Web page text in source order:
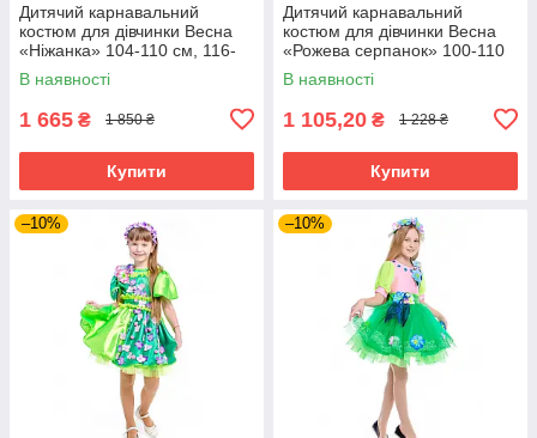
Дитячий карнавальний
костюм для дівчинки Весна
«Ніжанка» 104-110 см, 116-
128 см, 128-140 см, зелений
В наявності
1 665 ₴ 1 850 ₴
Купити
Дитячий карнавальний
костюм для дівчинки Весна
«Рожева серпанок» 100-110
см, 115-125 см, рожевий
В наявності
1 105,20 ₴ 1 228 ₴
Купити
–10% –10%